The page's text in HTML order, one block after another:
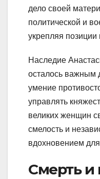
дело своей
политической и
укрепляя позиции
Наследие
осталось важным
умение
управлять
великих женщин
смелость и
вдохновением
Смерть и